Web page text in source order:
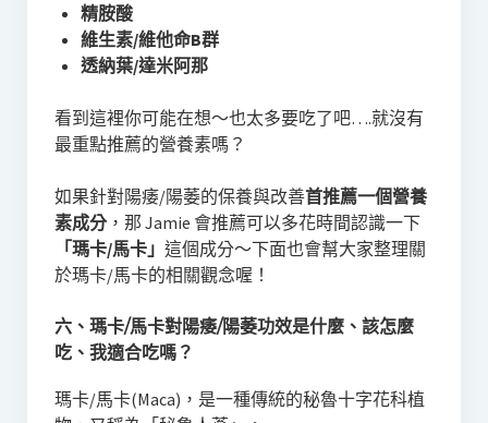
精胺酸
維生素/維他命B群
透納葉/達米阿那
看到這裡你可能在想～也太多要吃了吧….就沒有
最重點推薦的營養素嗎？
如果針對陽痿/陽萎的保養與改善首推薦一個營養
素成分，那 Jamie 會推薦可以多花時間認識一下
「瑪卡/馬卡」 這個成分～下面也會幫大家整理關
於瑪卡/馬卡的相關觀念喔！
六、瑪卡/馬卡對陽痿/陽萎功效是什麼、該怎麼
吃、我適合吃嗎？
瑪卡/馬卡(Maca)，是一種傳統的秘魯十字花科植